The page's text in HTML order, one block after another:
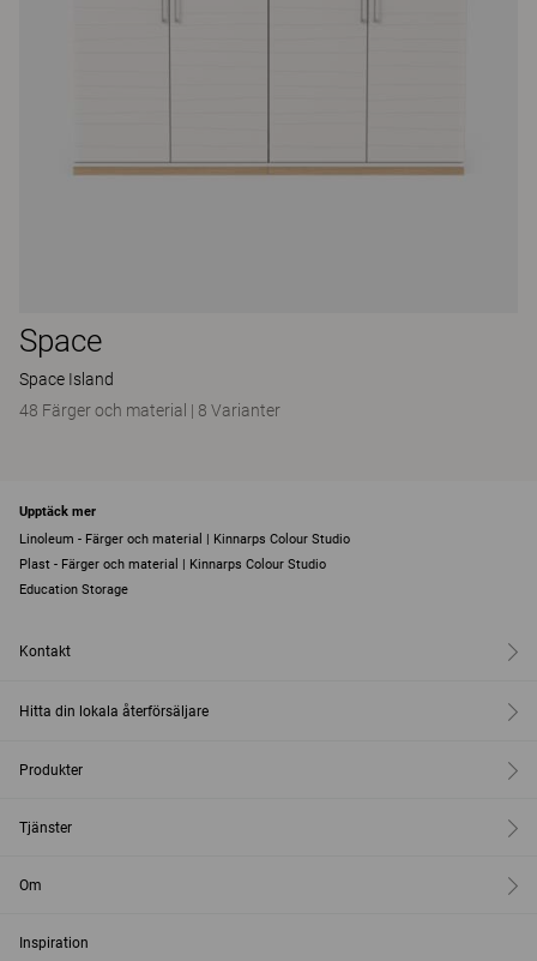
Space
Space Island
48 Färger och material | 8 Varianter
Upptäck mer
Linoleum - Färger och material | Kinnarps Colour Studio
Plast - Färger och material | Kinnarps Colour Studio
Education Storage
Kontakt
Hitta din lokala återförsäljare
Produkter
Tjänster
Om
Inspiration